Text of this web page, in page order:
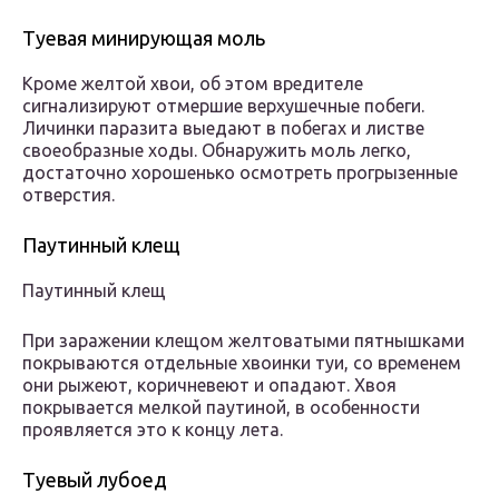
Туевая минирующая моль
Кроме желтой хвои, об этом вредителе
сигнализируют отмершие верхушечные побеги.
Личинки паразита выедают в побегах и листве
своеобразные ходы. Обнаружить моль легко,
достаточно хорошенько осмотреть прогрызенные
отверстия.
Паутинный клещ
Паутинный клещ
При заражении клещом желтоватыми пятнышками
покрываются отдельные хвоинки туи, со временем
они рыжеют, коричневеют и опадают. Хвоя
покрывается мелкой паутиной, в особенности
проявляется это к концу лета.
Туевый лубоед